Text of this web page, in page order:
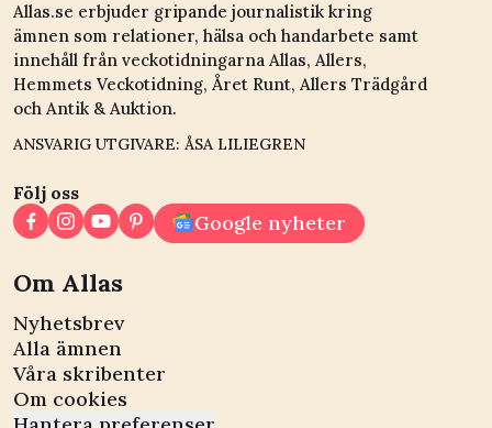
Allas.se erbjuder gripande journalistik kring
ämnen som relationer, hälsa och handarbete samt
innehåll från veckotidningarna Allas, Allers,
Hemmets Veckotidning, Året Runt, Allers Trädgård
och Antik & Auktion.
ANSVARIG UTGIVARE: ÅSA LILIEGREN
Följ oss
Google nyheter
Om Allas
Nyhetsbrev
Alla ämnen
Våra skribenter
Om cookies